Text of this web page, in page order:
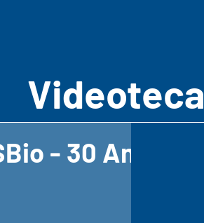
Videoteca
- 30 Anos